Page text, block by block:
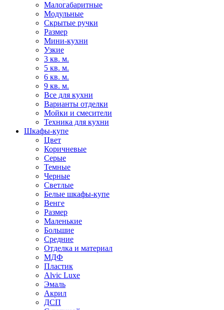
Малогабаритные
Модульные
Скрытые ручки
Размер
Мини-кухни
Узкие
3 кв. м.
5 кв. м.
6 кв. м.
9 кв. м.
Все для кухни
Варианты отделки
Мойки и смесители
Техника для кухни
Шкафы-купе
Цвет
Коричневые
Серые
Темные
Черные
Светлые
Белые шкафы-купе
Венге
Размер
Маленькие
Большие
Средние
Отделка и материал
МДФ
Пластик
Alvic Luxe
Эмаль
Акрил
ДСП